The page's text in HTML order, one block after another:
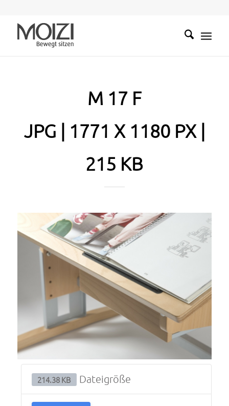
M 17 F
JPG | 1771 X 1180 PX |
215 KB
214.38 KB Dateigröße